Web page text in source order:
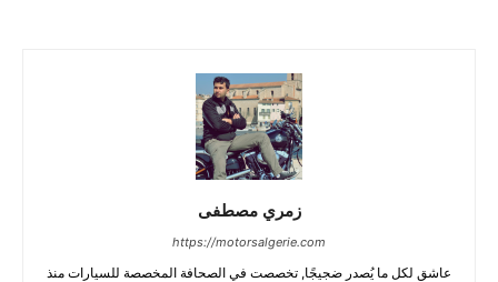
زمري مصطفى
https://motorsalgerie.com
عاشق لكل ما يُصدر ضجيجًا, تخصصت في الصحافة المخصصة للسيارات منذ